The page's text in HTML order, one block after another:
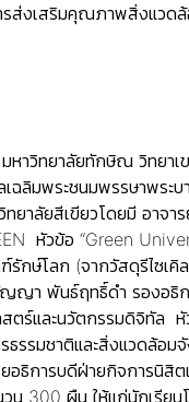
รส่งเสริมคุณภาพสิ่งแวด
หาวิทยาลัยทักษิณ วิทยาเ
ฉลิมพระชนมพรรษาพระบ
าลัยสีเขียวโดยมี อาจา
หัวข้อ “Green
ษ์โลก (จากวัสดุรีไซเคิ
ญา พันธ์ฤทธิ์ดำ รองอธิก
ตร์และนวัตกรรมดิจิทัล หั
รรมชาติและสิ่งแวดล้อม
อธิการบดีฝ่ายกิจการนิสิ
300 ผืน ให้แก่นักเรียนโ